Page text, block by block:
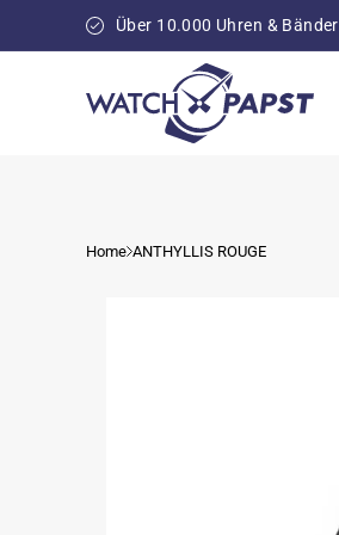
Über 10.000 Uhren & Bänder
Home ANTHYLLIS ROUGE